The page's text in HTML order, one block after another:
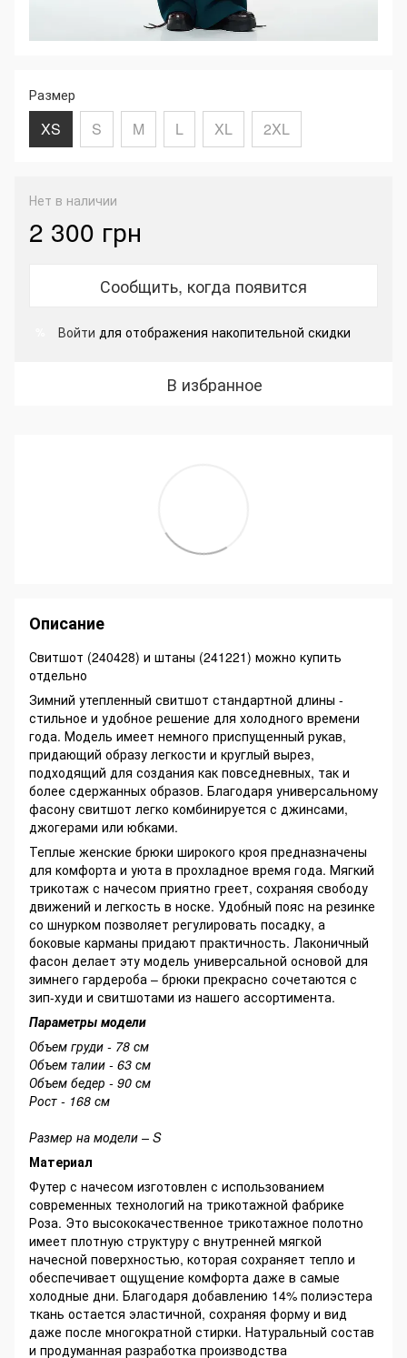
Размер
XS S M L XL 2XL
Нет в наличии
2 300 грн
Сообщить, когда появится
Войти для отображения накопительной скидки
В избранное
Описание
Свитшот (240428) и штаны (241221) можно купить
отдельно
Зимний утепленный свитшот стандартной длины -
стильное и удобное решение для холодного времени
года. Модель имеет немного приспущенный рукав,
придающий образу легкости и круглый вырез,
подходящий для создания как повседневных, так и
более сдержанных образов. Благодаря универсальному
фасону свитшот легко комбинируется с джинсами,
джогерами или юбками.
Теплые женские брюки широкого кроя предназначены
для комфорта и уюта в прохладное время года. Мягкий
трикотаж с начесом приятно греет, сохраняя свободу
движений и легкость в носке. Удобный пояс на резинке
со шнурком позволяет регулировать посадку, а
боковые карманы придают практичность. Лаконичный
фасон делает эту модель универсальной основой для
зимнего гардероба – брюки прекрасно сочетаются с
зип-худи и свитшотами из нашего ассортимента.
Параметры модели
Объем груди - 78 см
Объем талии - 63 см
Объем бедер - 90 см
Рост - 168 см
Размер на модели – S
Материал
Футер с начесом изготовлен с использованием
современных технологий на трикотажной фабрике
Роза. Это высококачественное трикотажное полотно
имеет плотную структуру с внутренней мягкой
начесной поверхностью, которая сохраняет тепло и
обеспечивает ощущение комфорта даже в самые
холодные дни. Благодаря добавлению 14% полиэстера
ткань остается эластичной, сохраняя форму и вид
даже после многократной стирки. Натуральный состав
и продуманная разработка производства